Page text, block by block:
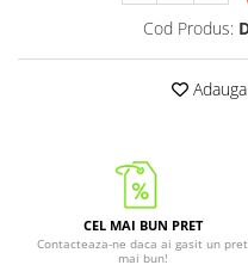
Cod Produs:
CEL MAI BUN PRET
Contacteaza-ne daca ai gasit un pret
mai bun!